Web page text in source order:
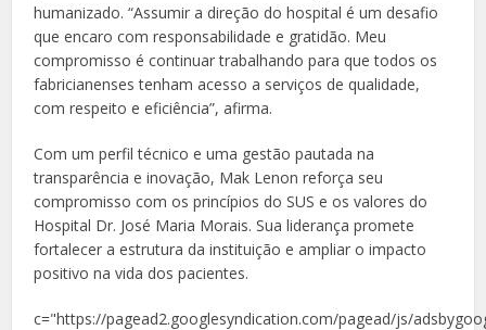
humanizado. “Assumir a direção do hospital é um desafio
que encaro com responsabilidade e gratidão. Meu
compromisso é continuar trabalhando para que todos os
fabricianenses tenham acesso a serviços de qualidade,
com respeito e eficiência”, afirma.
Com um perfil técnico e uma gestão pautada na
transparência e inovação, Mak Lenon reforça seu
compromisso com os princípios do SUS e os valores do
Hospital Dr. José Maria Morais. Sua liderança promete
fortalecer a estrutura da instituição e ampliar o impacto
positivo na vida dos pacientes.
c="https://pagead2.googlesyndication.com/pagead/js/